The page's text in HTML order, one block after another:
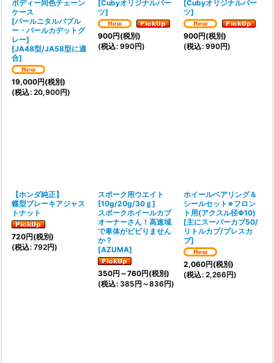
ボディー同色チェーン
ケース
[パールニタルバブル
ー・パールカデットグ
レー]
[JA48型/JA58型に適
合]
19,000円(税別)
(税込: 20,900円)
[Cubyオリジナルパー
ツ]
900円(税別)
(税込: 990円)
[Cubyオリジナルパー
ツ]
900円(税別)
(税込: 990円)
【ホンダ純正】
蝶型ブレーキアジャス
トナット
720円(税別)
(税込: 792円)
スポーク用ウエイト
[10g/20g/30ｇ]
スポークホイールカブ
オーナーさん！高速域
で車体がビビりません
か？
[AZUMA]
350円 ～760円(税別)
(税込: 385円 ～836円)
ホイールベアリング＆
シールセット※フロン
ト用(アクスル径Φ10)
[主にスーパーカブ50/
リトルカブ/プレスカ
ブ]
2,060円(税別)
(税込: 2,266円)